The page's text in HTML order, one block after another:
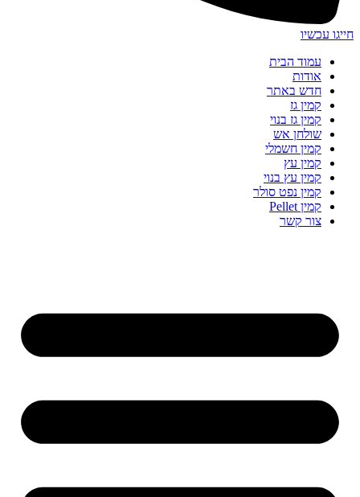
חייגו עכשיו
עמוד הבית
אודות
חדש באתר
קמין גז
קמין גז בנוי
שולחן אש
קמין חשמלי
קמין עץ
קמין עץ בנוי
קמין נפט סולר
קמין Pellet
צור קשר